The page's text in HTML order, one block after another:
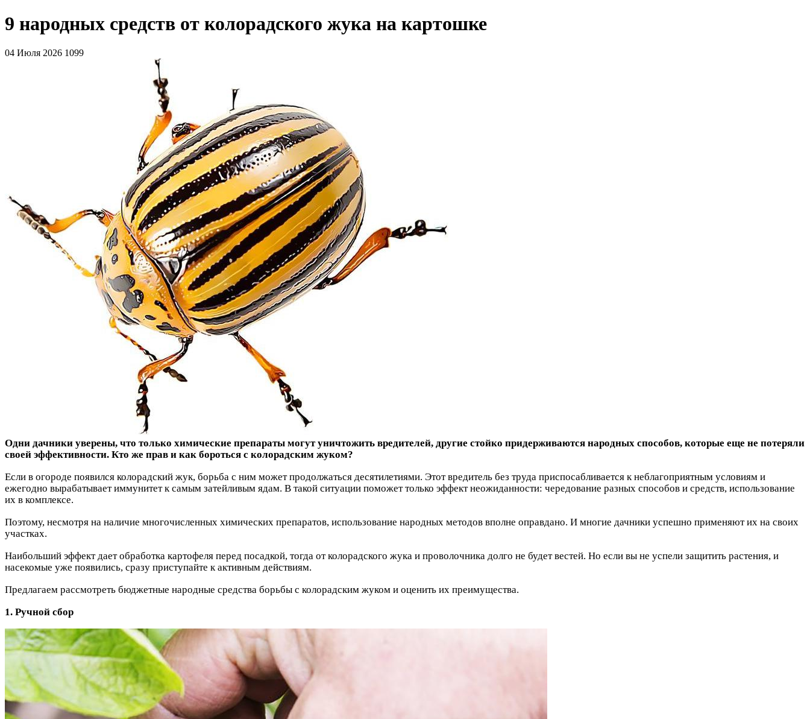
9 народных средств от колорадского жука на картошке
04 Июля 2026 1099
Одни дачники уверены, что только химические препараты могут уничтожить вредителей, другие стойко придерживаются народных способов, которые еще не потеряли
своей эффективности. Кто же прав и как бороться с колорадским жуком?
Если в огороде появился колорадский жук, борьба с ним может продолжаться десятилетиями. Этот вредитель без труда приспосабливается к неблагоприятным условиям и
ежегодно вырабатывает иммунитет к самым затейливым ядам. В такой ситуации поможет только эффект неожиданности: чередование разных способов и средств, использование
их в комплексе.
Поэтому, несмотря на наличие многочисленных химических препаратов, использование народных методов вполне оправдано. И многие дачники успешно применяют их на своих
участках.
Наибольший эффект дает обработка картофеля перед посадкой, тогда от колорадского жука и проволочника долго не будет вестей. Но если вы не успели защитить растения, и
насекомые уже появились, сразу приступайте к активным действиям.
Предлагаем рассмотреть бюджетные народные средства борьбы с колорадским жуком и оценить их преимущества.
1. Ручной сбор